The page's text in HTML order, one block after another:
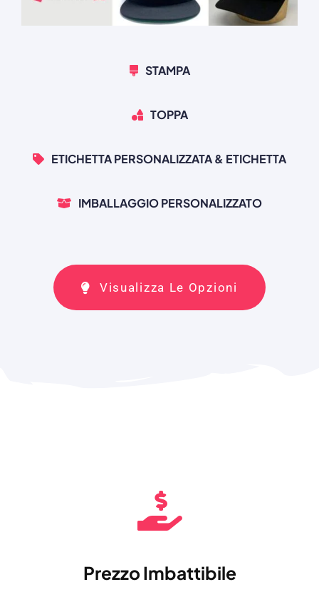
STAMPA
TOPPA
ETICHETTA PERSONALIZZATA & ETICHETTA
IMBALLAGGIO PERSONALIZZATO
Visualizza Le Opzioni
Prezzo Imbattibile